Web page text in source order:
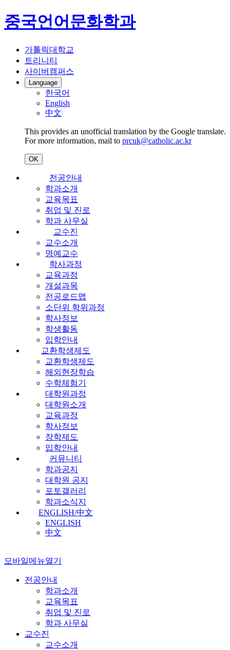
중국언어문화학과
가톨릭대학교
트리니티
사이버캠퍼스
Language
한국어
English
中文
This provides an unofficial translation by the Google translate.
For more information, mail to prcuk@catholic.ac.kr
OK
전공안내
학과소개
교육목표
취업 및 진로
학과 사무실
교수진
교수소개
명예교수
학사과정
교육과정
개설과목
전공로드맵
소단위 학위과정
학사정보
학생활동
입학안내
교환학생제도
교환학생제도
해외현장학습
수학체험기
대학원과정
대학원소개
교육과정
학사정보
장학제도
입학안내
커뮤니티
학과공지
대학원 공지
포토갤러리
학과소식지
ENGLISH/中文
ENGLISH
中文
모바일메뉴열기
전공안내
학과소개
교육목표
취업 및 진로
학과 사무실
교수진
교수소개